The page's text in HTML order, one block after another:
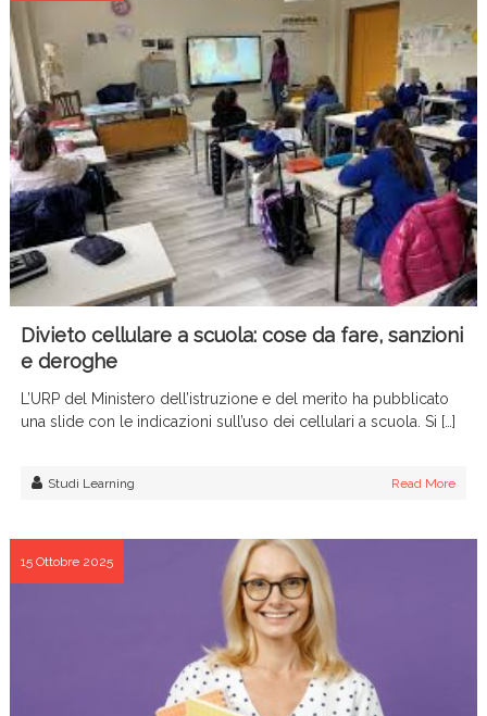
Divieto cellulare a scuola: cose da fare, sanzioni
e deroghe
L’URP del Ministero dell’istruzione e del merito ha pubblicato
una slide con le indicazioni sull’uso dei cellulari a scuola. Si […]
Studi Learning Read More
15 Ottobre 2025